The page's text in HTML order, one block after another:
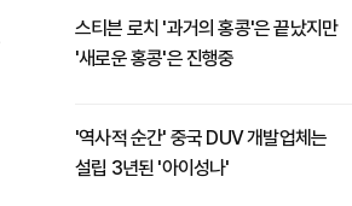
스티븐 로치 '과거의 홍콩'은 끝났지만
'새로운 홍콩'은 진행중
'역사적 순간' 중국 DUV 개발업체는
설립 3년된 '아이성나'